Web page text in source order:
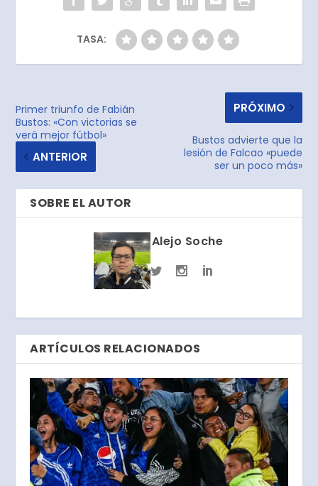
TASA:
Primer triunfo de Fabián
Bustos: «Con victorias se
verá mejor fútbol»
ANTERIOR
PRÓXIMO
Bustos advierte que la
lesión de Falcao «puede
ser un poco más»
SOBRE EL AUTOR
Alejo Soche
ARTÍCULOS RELACIONADOS